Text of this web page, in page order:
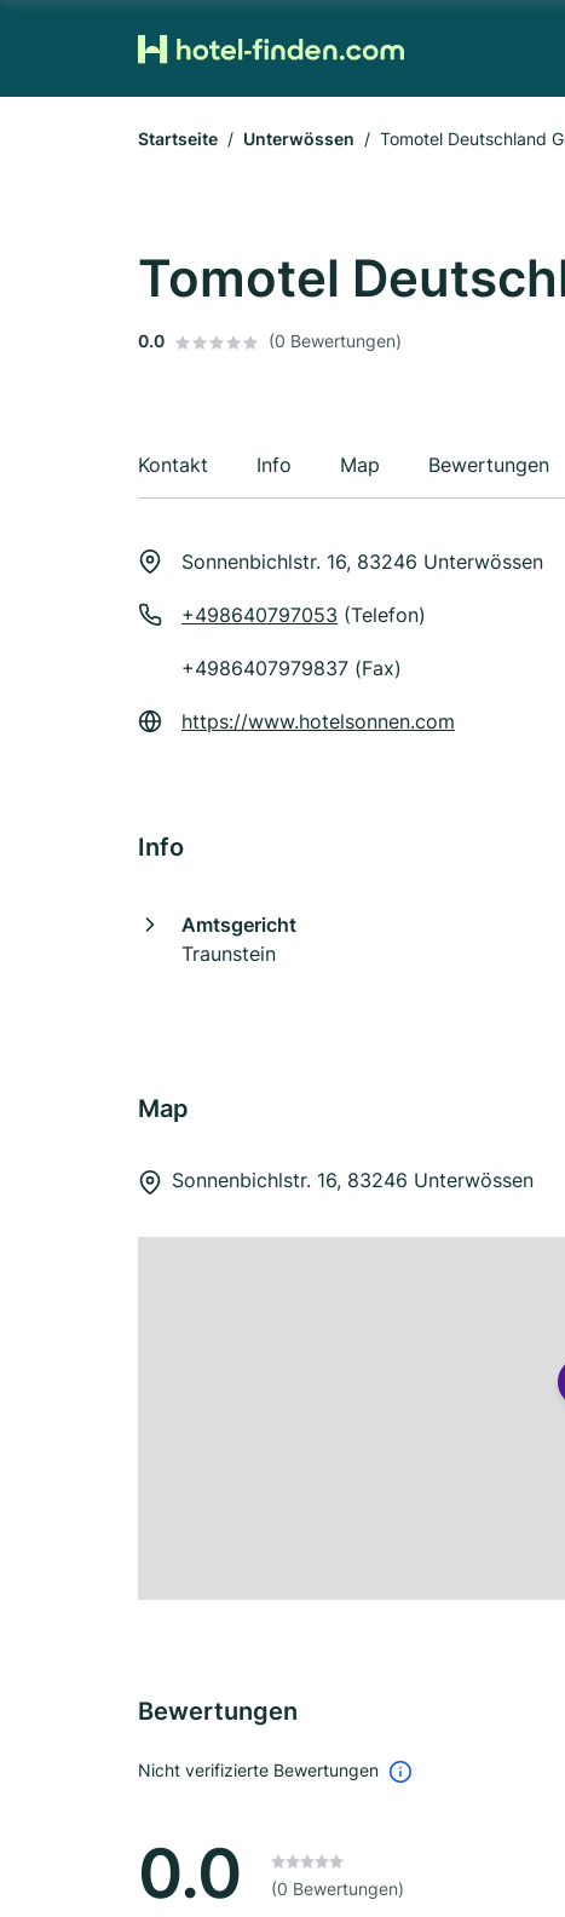
Startseite Unterwössen Tomotel Deutschland
Tomotel
0.0 (0 Bewertungen)
Kontakt Info Map Bewertungen
Sonnenbichlstr. 16, 83246 Unterwössen
+498640797053 (Telefon)
+4986407979837 (Fax)
https://www.hotelsonnen.com
Info
Amtsgericht
Traunstein
Map
Sonnenbichlstr. 16, 83246 Unterwössen
Bewertungen
Nicht verifizierte Bewertungen
0.0 (0 Bewertungen)